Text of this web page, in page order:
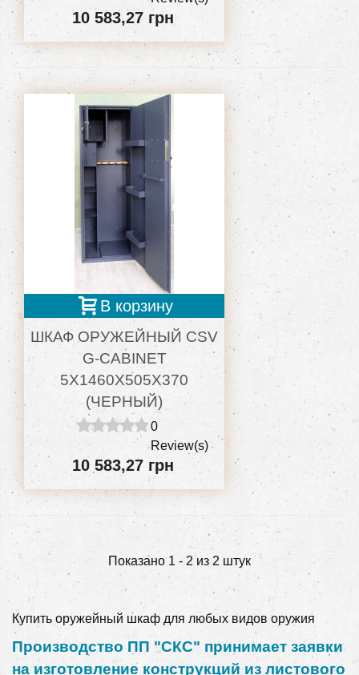
10 583,27 грн
В корзину
ШКАФ ОРУЖЕЙНЫЙ CSV
G-CABINET
5X1460X505X370
(ЧЕРНЫЙ)
0
Review(s)
10 583,27 грн
Показано 1 - 2 из 2 штук
Купить оружейный шкаф для любых видов оружия
Производство ПП "СКС" принимает заявки
на изготовление конструкций из листового